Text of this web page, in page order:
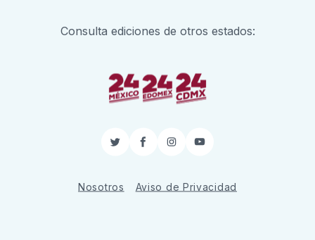
Consulta ediciones de otros estados:
TwitterFacebook
InstagramYouTube
Nosotros Aviso de Privacidad